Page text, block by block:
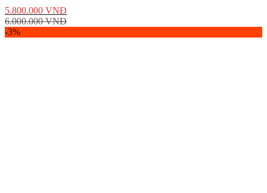
5.800.000 VNĐ
6.000.000VNĐ
-3%